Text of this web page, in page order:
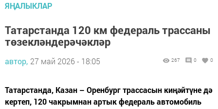
ЯҢАЛЫКЛАР
Татарстанда 120 км федераль трассаны
төзекләндерәчәкләр
автор, 27 май 2026 - 18:05 267 0 0
Татарстанда, Казан – Оренбург трассасын киңәйтүне дә
кертеп, 120 чакрымнан артык федераль автомобиль